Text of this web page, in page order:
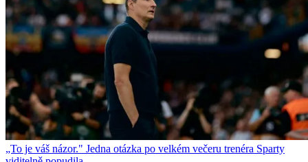
„To je váš názor." Jedna otázka po velkém večeru trenéra Sparty